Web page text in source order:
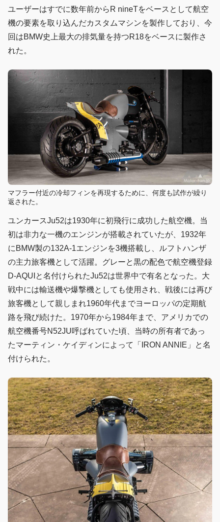
ユーザーはすでに数年前からR nineTをベースとして航空
機の要素を取り込んだカスタムマシンを製作しており、今
回はBMW史上最大の排気量を持つR18をベースに製作さ
れた。
マフラー付近の冷却フィンを再現するために、何度も試作が繰り
返された。
ユンカースJu52は1930年に初飛行に成功した航空機。当
初は非力な一機のエンジンが搭載されていたが、1932年
にBMW製の132A-1エンジンを3機搭載し、ルフトハンザ
の主力旅客機として活躍。グレーと黒の配色で航空機登録
D-AQUIと名付けられたJu52は世界中で有名となった。大
戦中には輸送機や爆撃機としても使用され、戦後には再び
旅客機として親しまれ1960年代までヨーロッパの定期航
路を飛び続けた。1970年から1984年まで、アメリカでの
航空機番号N52JU呼ばれていた頃、当時の所有者であっ
たマーティン・ケイディンによって「IRON ANNIE」と名
付けられた。